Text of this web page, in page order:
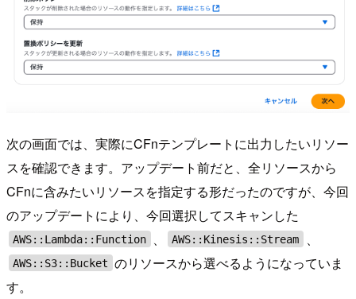
次の画面では、実際にCFnテンプレートに出力したいリソー
スを確認できます。アップデート前だと、全リソースから
CFnに含みたいリソースを指定する形だったのですが、今回
のアップデートにより、今回選択してスキャンした
AWS::Lambda::Function AWS::Kinesis::Stream
AWS::S3::Bucket のリソースから選べるようになっていま
す。